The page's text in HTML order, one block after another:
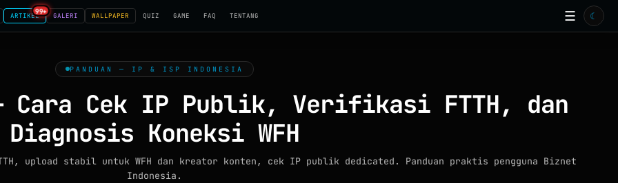
ARTIKEL
99+
GALERI WALLPAPER QUIZ GAME FAQ TENTANG ☰ ☾
PANDUAN — IP & ISP INDONESIA
Cek IP Publik, Verifikasi FTTH, dan
Diagnosis Koneksi WFH
upload stabil untuk WFH dan kreator konten, cek IP publik dedicated. Panduan praktis pengguna Biznet
Indonesia.